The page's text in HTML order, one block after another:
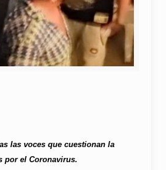
las voces que cuestionan la
por el Coronavirus.